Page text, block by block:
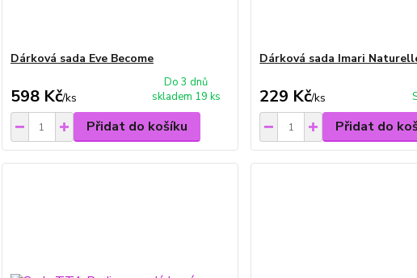
Dárková sada Eve Become
598 Kč/ks
Do 3 dnů
skladem 19 ks
Přidat do košíku
Dárková sada Imari
229 Kč/ks
Přidat do